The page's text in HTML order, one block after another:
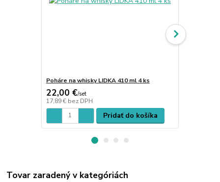
Poháre na whisky LIDKA 410 ml 4 ks
22,00 €/set
17,89 € bez DPH
Pridať do košíka
Tovar zaradený v kategóriách